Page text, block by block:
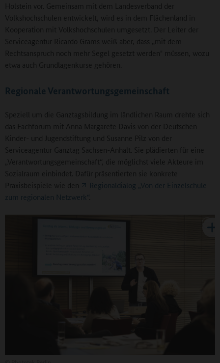
Holstein vor. Gemeinsam mit dem Landesverband der
Volkshochschulen entwickelt, wird es in dem Flächenland in
Kooperation mit Volkshochschulen umgesetzt. Der Leiter der
Serviceagentur Ricardo Grams weiß aber, dass „mit dem
Rechtsanspruch noch mehr Segel gesetzt werden" müssen, wozu
etwa auch Grundlagenkurse gehören.
Regionale Verantwortungsgemeinschaft
Speziell um die Ganztagsbildung im ländlichen Raum drehte sich
das Fachforum mit Anna Margarete Davis von der Deutschen
Kinder- und Jugendstiftung und Susanne Pilz von der
Serviceagentur Ganztag Sachsen-Anhalt. Sie plädierten für eine
„Verantwortungsgemeinschaft“, die möglichst viele Akteure im
Sozialraum einbindet. Dafür präsentierten sie konkrete
Praxisbeispiele wie den
Regionaldialog „Von der Einzelschule
zum regionalen Netzwerk“.